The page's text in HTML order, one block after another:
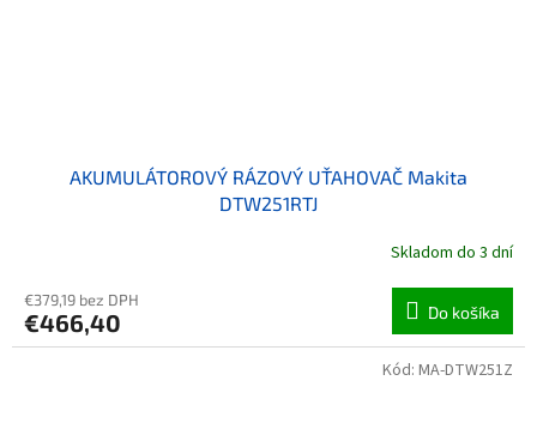
AKUMULÁTOROVÝ RÁZOVÝ UŤAHOVAČ Makita
DTW251RTJ
Skladom do 3 dní
€379,19 bez DPH
€466,40 Do košíka
Kód: MA-DTW251Z